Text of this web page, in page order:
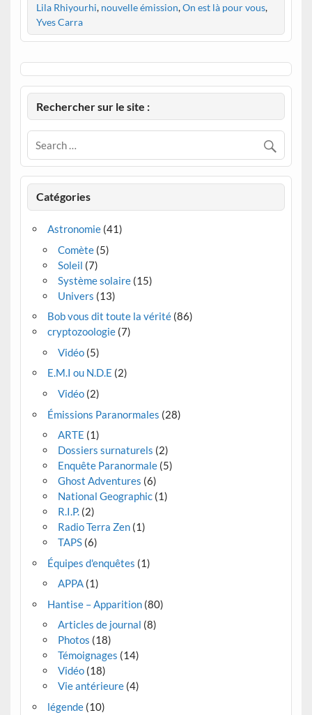
Lila Rhiyourhi, nouvelle émission,On est là pour vous,
Yves Carra
Rechercher sur le site :
Catégories
Astronomie(41)
Comète(5)
Soleil (7)
Système solaire(15)
Univers (13)
Bob vous dit toute la vérité(86)
cryptozoologie(7)
Vidéo(5)
E.M.I ou N.D.E (2)
Vidéo(2)
Émissions Paranormales (28)
ARTE (1)
Dossiers surnaturels (2)
Enquête Paranormale(5)
Ghost Adventures (6)
National Geographic(1)
R.I.P.(2)
Radio Terra Zen(1)
TAPS(6)
Équipes d'enquêtes (1)
APPA(1)
Hantise – Apparition(80)
Articles de journal (8)
Photos (18)
Témoignages (14)
Vidéo(18)
Vie antérieure(4)
légende(10)